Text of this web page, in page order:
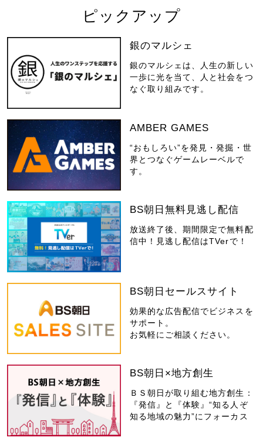
ピックアップ
銀のマルシェ
銀のマルシェは、人生の新しい
一歩に光を当て、人と社会をつ
なぐ取り組みです。
AMBER GAMES
“おもしろい”を発見・発掘・世
界とつなぐゲームレーベルで
す。
BS朝日無料見逃し配信
放送終了後、期間限定で無料配
信中！見逃し配信はTVerで！
BS朝日セールスサイト
効果的な広告配信でビジネスを
サポート。
お気軽にご相談ください。
BS朝日×地方創生
ＢＳ朝日が取り組む地方創生：
『発信』と『体験』“知る人ぞ
知る地域の魅力”にフォーカス